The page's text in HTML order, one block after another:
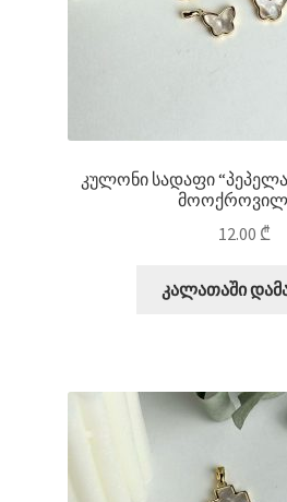
კულონი სადაფი
12.00 ₾
კალათაში